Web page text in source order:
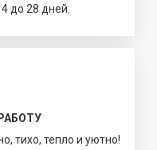
до 28 дней.
тихо, тепло и уютно!